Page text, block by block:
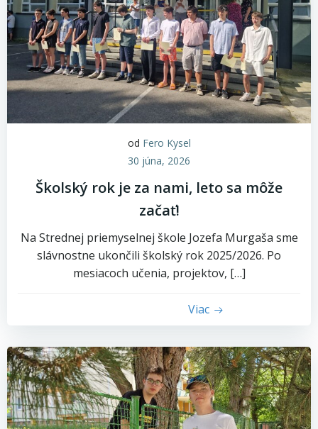
od Fero Kysel
30 júna, 2026
Školský rok je za nami, leto sa môže
začať!
Na Strednej priemyselnej škole Jozefa Murgaša sme
slávnostne ukončili školský rok 2025/2026. Po
mesiacoch učenia, projektov, […]
Viac